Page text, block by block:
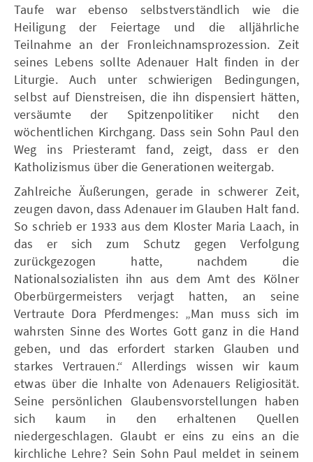
Taufe war ebenso selbstverständlich wie die
Heiligung der Feiertage und die alljährliche
Teilnahme an der Fronleichnamsprozession. Zeit
seines Lebens sollte Adenauer Halt finden in der
Liturgie. Auch unter schwierigen Bedingungen,
selbst auf Dienstreisen, die ihn dispensiert hätten,
versäumte der Spitzenpolitiker nicht den
wöchentlichen Kirchgang. Dass sein Sohn Paul den
Weg ins Priesteramt fand, zeigt, dass er den
Katholizismus über die Generationen weitergab.
Zahlreiche Äußerungen, gerade in schwerer Zeit,
zeugen davon, dass Adenauer im Glauben Halt fand.
So schrieb er 1933 aus dem Kloster Maria Laach, in
das er sich zum Schutz gegen Verfolgung
zurückgezogen hatte, nachdem die
Nationalsozialisten ihn aus dem Amt des Kölner
Oberbürgermeisters verjagt hatten, an seine
Vertraute Dora Pferdmenges: „Man muss sich im
wahrsten Sinne des Wortes Gott ganz in die Hand
geben, und das erfordert starken Glauben und
starkes Vertrauen.“ Allerdings wissen wir kaum
etwas über die Inhalte von Adenauers Religiosität.
Seine persönlichen Glaubensvorstellungen haben
sich kaum in den erhaltenen Quellen
niedergeschlagen. Glaubt er eins zu eins an die
kirchliche Lehre? Sein Sohn Paul meldet in seinem